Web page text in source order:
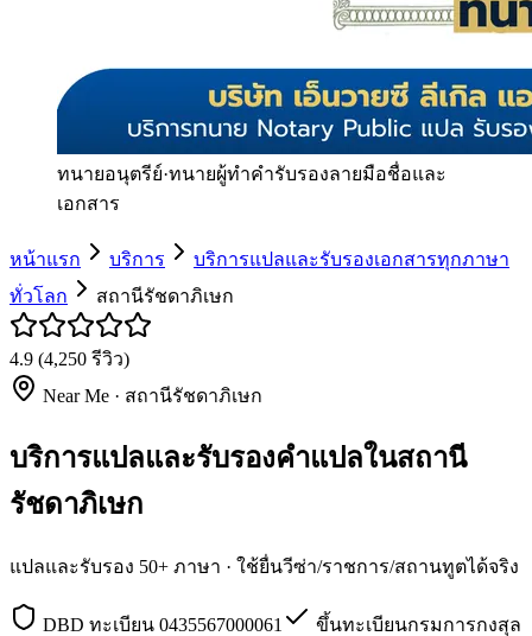
ทนายอนุตรีย์·ทนายผู้ทำคำรับรองลายมือชื่อและ
เอกสาร
หน้าแรก บริการ
บริการแปลและรับรองเอกสารทุกภาษา
ทั่วโลก
สถานีรัชดาภิเษก
4.9 (4,250 รีวิว)
Near Me · สถานีรัชดาภิเษก
บริการแปลและรับรองคำแปลในสถานี
รัชดาภิเษก
แปลและรับรอง 50+ ภาษา · ใช้ยื่นวีซ่า/ราชการ/สถานทูตได้จริง
DBD ทะเบียน 0435567000061
ขึ้นทะเบียนกรมการกงสุล